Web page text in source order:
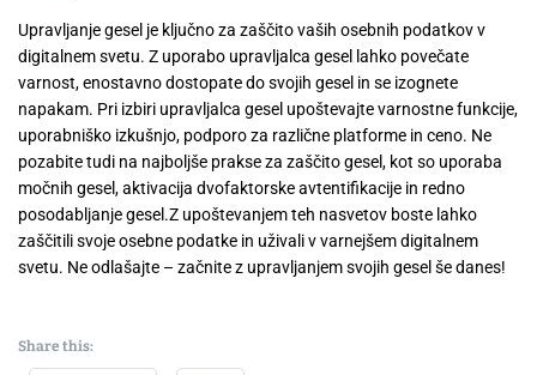
Upravljanje gesel je ključno za zaščito vaših osebnih podatkov v
digitalnem svetu. Z uporabo upravljalca gesel lahko povečate
varnost, enostavno dostopate do svojih gesel in se izognete
napakam. Pri izbiri upravljalca gesel upoštevajte varnostne funkcije,
uporabniško izkušnjo, podporo za različne platforme in ceno. Ne
pozabite tudi na najboljše prakse za zaščito gesel, kot so uporaba
močnih gesel, aktivacija dvofaktorske avtentifikacije in redno
posodabljanje gesel.Z upoštevanjem teh nasvetov boste lahko
zaščitili svoje osebne podatke in uživali v varnejšem digitalnem
svetu. Ne odlašajte – začnite z upravljanjem svojih gesel še danes!
Share this: